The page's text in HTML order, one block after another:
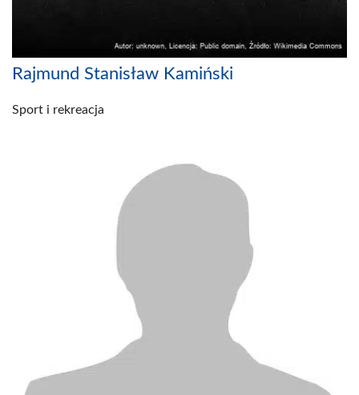
Rajmund Stanisław Kamiński
Sport i rekreacja